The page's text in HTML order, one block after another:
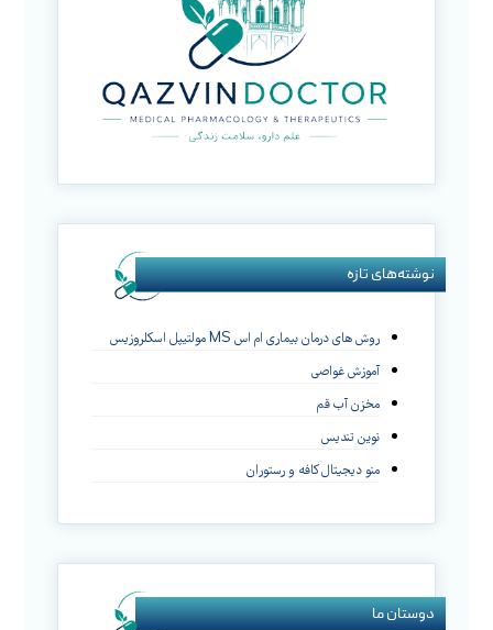
نوشته‌های تازه
روش های درمان بیماری ام اس MS مولتیپل اسکلروزیس
آموزش غواصی
مخزن آب قم
نوین تندیس
منو دیجیتال کافه و رستوران
دوستان ما